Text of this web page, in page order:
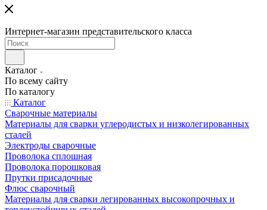
Интернет-магазин представительского класса
Каталог
По всему сайту
По каталогу
Каталог
Сварочные материалы
Материалы для сварки углеродистых и низколегированных
сталей
Электроды сварочные
Проволока сплошная
Проволока порошковая
Прутки присадочные
Флюс сварочный
Материалы для сварки легированных высокопрочных и